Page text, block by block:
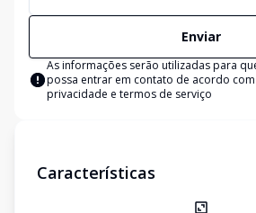
Enviar
As informações serão utilizadas para
possa entrar em contato de acordo com
privacidade e termos de serviço
Características